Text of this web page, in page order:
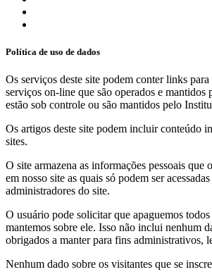
Política de uso de dados
Os serviços deste site podem conter links para
serviços on-line que são operados e mantidos
estão sob controle ou são mantidos pelo
Os artigos deste site podem incluir conteúdo
sites.
O site armazena as informações pessoais que
em nosso site as quais só podem ser
administradores do site.
O usuário pode solicitar que apaguemos todos
mantemos sobre ele. Isso não inclui nenhum
obrigados a manter para fins administrativos,
Nenhum dado sobre os visitantes que se